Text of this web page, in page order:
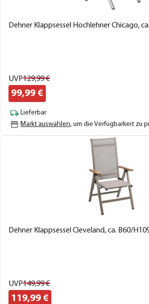
Dehner Klappsessel Hochlehner Chicago,
UVP129,99€
99,99 €
Lieferbar
Markt auswählen, um die Verfügbarkeit zu
Dehner Klappsessel Cleveland, ca. B60/
UVP149,99€
119,99 €